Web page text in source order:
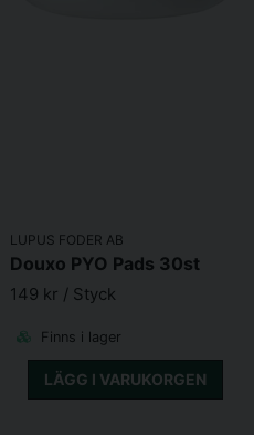
LUPUS FODER AB
Douxo PYO Pads 30st
149 kr / Styck
Finns i lager
LÄGG I VARUKORGEN